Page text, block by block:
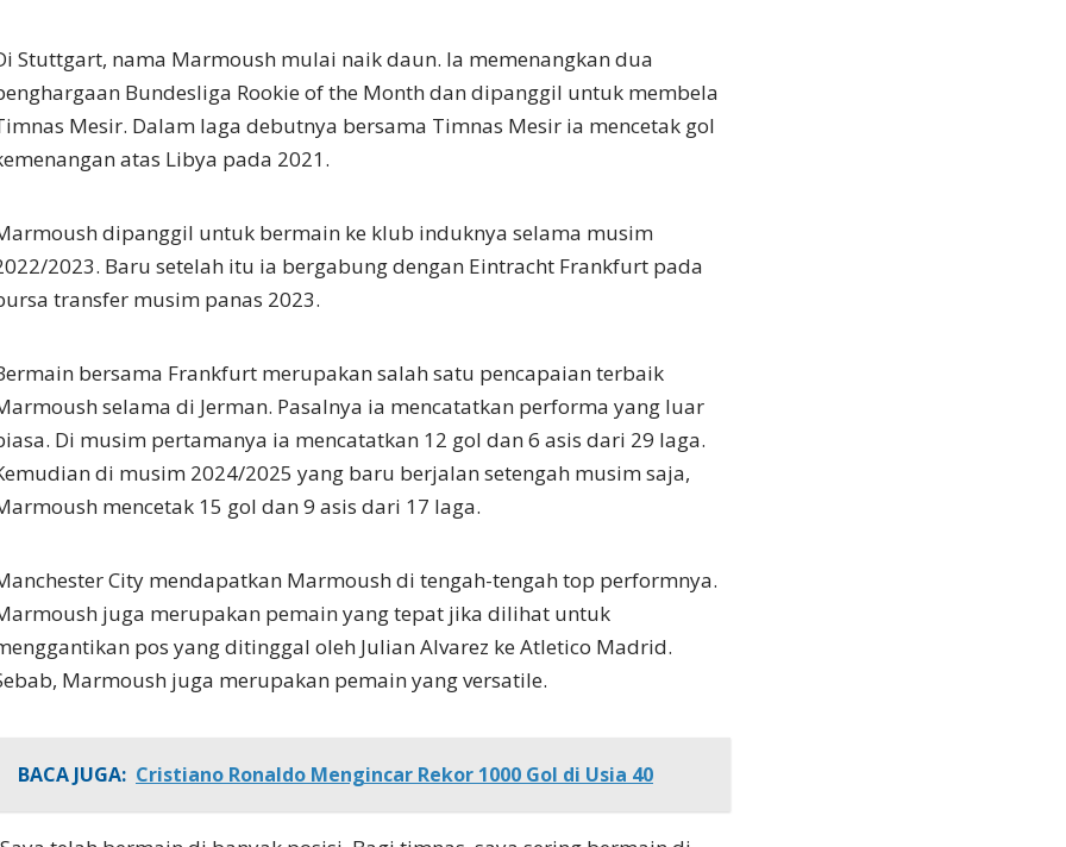
Stuttgart, nama Marmoush mulai naik daun. Ia memenangkan dua
Bundesliga Rookie of the Month dan dipanggil untuk membela
Mesir. Dalam laga debutnya bersama Timnas Mesir ia mencetak gol
atas Libya pada 2021.
dipanggil untuk bermain ke klub induknya selama musim
2023. Baru setelah itu ia bergabung dengan Eintracht Frankfurt pada
transfer musim panas 2023.
bersama Frankfurt merupakan salah satu pencapaian terbaik
selama di Jerman. Pasalnya ia mencatatkan performa yang luar
Di musim pertamanya ia mencatatkan 12 gol dan 6 asis dari 29 laga.
di musim 2024/2025 yang baru berjalan setengah musim saja,
mencetak 15 gol dan 9 asis dari 17 laga.
City mendapatkan Marmoush di tengah-tengah top performnya.
juga merupakan pemain yang tepat jika dilihat untuk
pos yang ditinggal oleh Julian Alvarez ke Atletico Madrid.
Marmoush juga merupakan pemain yang versatile.
BACA JUGA: Cristiano Ronaldo Mengincar Rekor 1000 Gol di Usia 40